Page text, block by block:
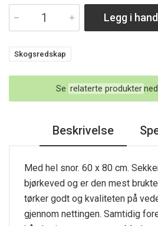
Legg i
Skogsredskap
Se relaterte produkter
Beskrivelse
Med hel snor. 60 x 80 cm.
bjørkeved og er den mest
tørker godt og kvaliteten på
gjennom nettingen. Samtidig